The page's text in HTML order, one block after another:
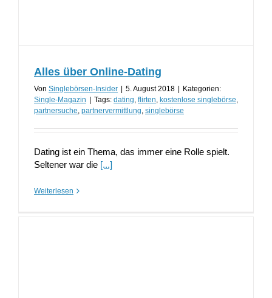
Alles über Online-Dating
Von Singlebörsen-Insider | 5. August 2018 | Kategorien:
Single-Magazin | Tags: dating flirten kostenlose singlebörse
partnersuche partnervermittlung singlebörse
Dating ist ein Thema, das immer eine Rolle spielt.
Seltener war die [...]
Weiterlesen